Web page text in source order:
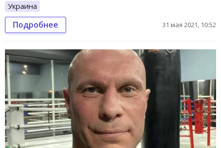
Украина
Подробнее 31 мая 2021, 10:52